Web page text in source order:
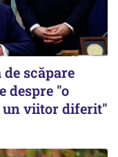
scăpare
despre "o
un viitor diferit"